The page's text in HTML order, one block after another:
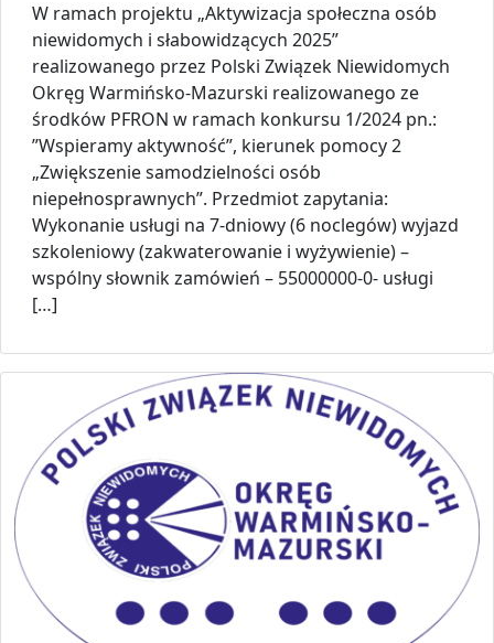
W ramach projektu „Aktywizacja społeczna osób
niewidomych i słabowidzących 2025”
realizowanego przez Polski Związek Niewidomych
Okręg Warmińsko-Mazurski realizowanego ze
środków PFRON w ramach konkursu 1/2024 pn.:
”Wspieramy aktywność”, kierunek pomocy 2
„Zwiększenie samodzielności osób
niepełnosprawnych”. Przedmiot zapytania:
Wykonanie usługi na 7-dniowy (6 noclegów) wyjazd
szkoleniowy (zakwaterowanie i wyżywienie) –
wspólny słownik zamówień – 55000000-0- usługi
[…]